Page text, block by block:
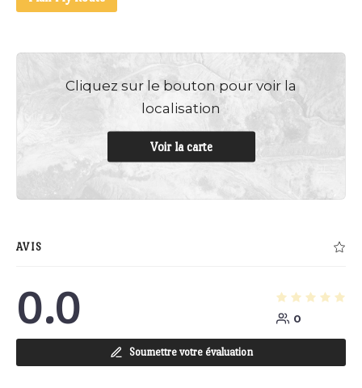
Cliquez sur le bouton pour voir la
localisation
Voir la carte
AVIS
0.0 0
Soumettre votre évaluation